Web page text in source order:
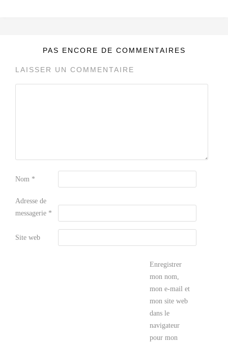
PAS ENCORE DE COMMENTAIRES
LAISSER UN COMMENTAIRE
Nom *
Adresse de
messagerie *
Site web
Enregistrer
mon nom,
mon e-mail et
mon site web
dans le
navigateur
pour mon